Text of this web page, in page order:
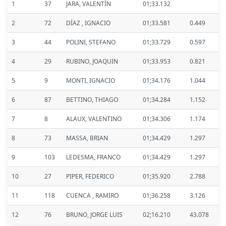
1 37 JARA, VALENTÍN 01;33.132
2 72 DÍAZ , IGNACIO 01;33.581 0.449
3 44 POLINI, STEFANO 01;33.729 0.597
4 29 RUBINO, JOAQUIN 01;33.953 0.821
5 9 MONTI, IGNACIO 01;34.176 1.044
6 87 BETTINO, THIAGO 01;34.284 1.152
7 8 ALAUX, VALENTINO 01;34.306 1.174
8 73 MASSA, BRIAN 01;34.429 1.297
9 103 LEDESMA, FRANCO 01;34.429 1.297
10 27 PIPER, FEDERICO 01;35.920 2.788
11 118 CUENCA , RAMIRO 01;36.258 3.126
12 76 BRUNO, JORGE LUIS 02;16.210 43.078